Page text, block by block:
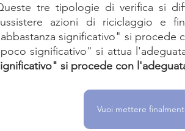
tre tipologie di verifica si
azioni di riciclaggio e
significativo" si procede
significativo" si attua
si procede con
Vuoi mettere